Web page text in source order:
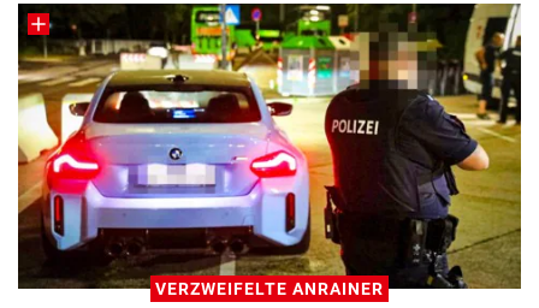
VERZWEIFELTE ANRAINER